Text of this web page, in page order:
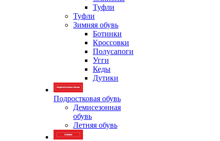
Туфли
Туфли
Зимняя обувь
Ботинки
Кроссовки
Полусапоги
Угги
Кеды
Дутики
Подростковая обувь
Демисезонная
обувь
Летняя обувь